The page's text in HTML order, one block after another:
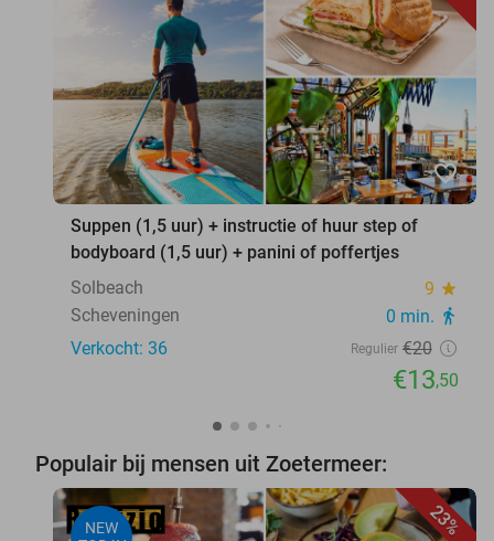
favorite_border
Suppen (1,5 uur) + instructie of huur step of
bodyboard (1,5 uur) + panini of poffertjes
Solbeach
9 star
Scheveningen 0 min. directions_walk
Verkocht: 36 Regulier €20
€13,50
Populair bij mensen uit Zoetermeer:
23%
NEW